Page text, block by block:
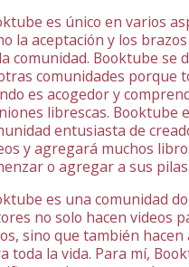
es único en varios
la aceptación y los
comunidad. Booktube se
comunidades porque
es acogedor y
librescas. Booktube
entusiasta de
y agregará muchos
o agregar a sus
es una comunidad
no solo hacen videos
sino que también hacen
toda la vida. Para mí,